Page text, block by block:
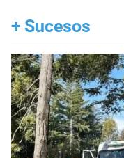
+ Sucesos